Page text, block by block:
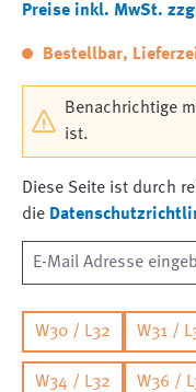
Preise inkl. MwSt.
Bestellbar,
Benachrichtige
ist.
Diese Seite ist durch
die
W30 / L32 W31 /
W34 / L32 W36 /